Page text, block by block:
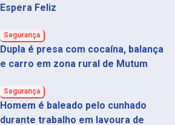
Espera Feliz
Segurança
Dupla é presa com cocaína, balança
e carro em zona rural de Mutum
Segurança
Homem é baleado pelo cunhado
durante trabalho em lavoura de